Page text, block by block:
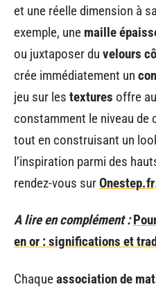
et une réelle dimension à
exemple, une maille
ou juxtaposer du velours
crée immédiatement un
jeu sur les textures offre
constamment le niveau de
tout en construisant un
l’inspiration parmi des
rendez-vous surOnestep.fr
A lire en complément :
en or : significations et
Chaqueassociation de